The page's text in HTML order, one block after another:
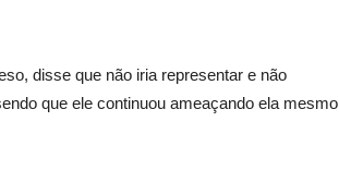
disse que não iria representar e não
que ele continuou ameaçando ela mesmo